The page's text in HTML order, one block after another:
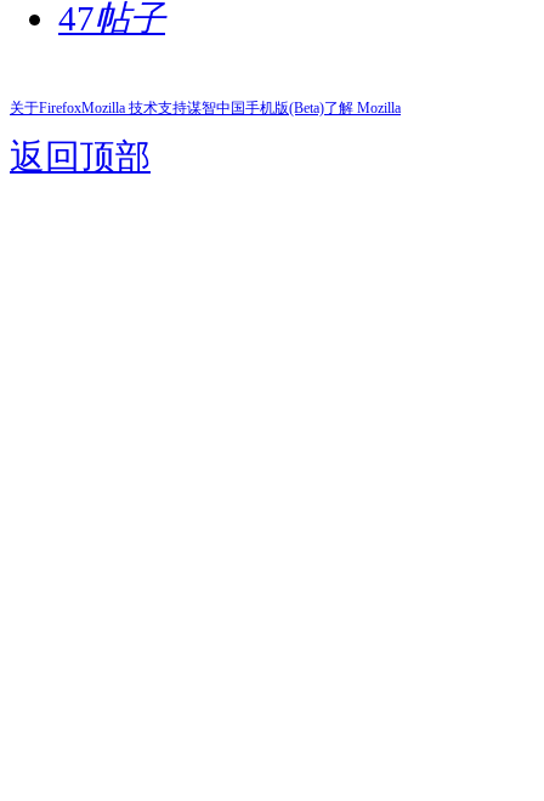
47帖子
关于FirefoxMozilla 技术支持谋智中国手机版(Beta)了解 Mozilla
返回顶部